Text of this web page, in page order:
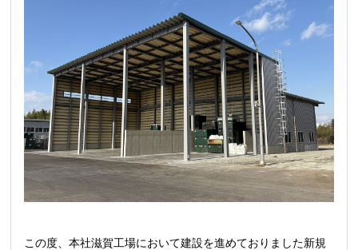
この度、本社滋賀工場において建設を進めておりました新規